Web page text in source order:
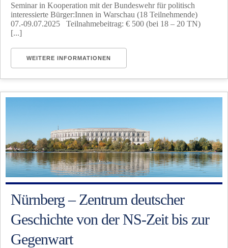
Seminar in Kooperation mit der Bundeswehr für politisch
interessierte Bürger:Innen in Warschau (18 Teilnehmende)
07.-09.07.2025 Teilnahmebeitrag: € 500 (bei 18 – 20 TN)
[...]
WEITERE INFORMATIONEN
Nürnberg – Zentrum deutscher
Geschichte von der NS-Zeit bis zur
Gegenwart